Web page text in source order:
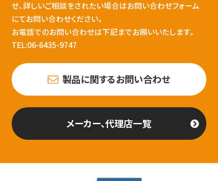
せ、詳しいご相談をされたい場合はお問い合わせフォーム
にてお問い合わせください。
お電話でのお問い合わせは下記までお願いいたします。
TEL:06-6435-9747
製品に関するお問い合わせ
メーカー、代理店一覧